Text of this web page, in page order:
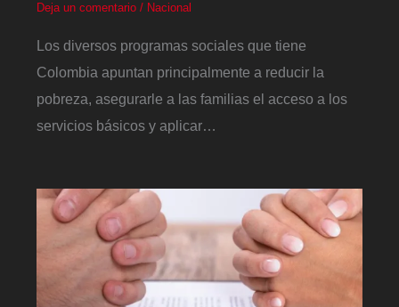
Deja un comentario / Nacional
Los diversos programas sociales que tiene
Colombia apuntan principalmente a reducir la
pobreza, asegurarle a las familias el acceso a los
servicios básicos y aplicar…